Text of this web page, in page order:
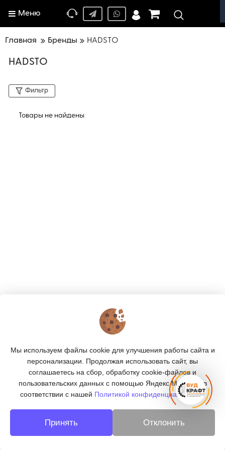
Меню
Главная Бренды HADSTO
HADSTO
Фильтр
Товары не найдены
КАТАЛОГ
ПОДПИСКА
© 2026 «ВУДКРАФТ» - деревообработка в Берёзовском
Мы используем файлы cookie для улучшения работы сайта и
персонализации. Продолжая использовать сайт, вы
соглашаетесь на сбор, обработку cookie-файлов и
пользовательских данных с помощью Яндекс.Метрика, в
соответствии с нашей Политикой конфиденциальности.
Принять Отклонить